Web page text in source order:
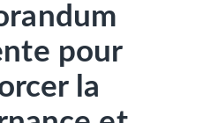
pour
la